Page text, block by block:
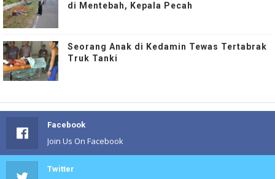
di Mentebah, Kepala Pecah
Seorang Anak di Kedamin Tewas Tertabrak
Truk Tanki
Facebook
Join Us On Facebook
Twitter